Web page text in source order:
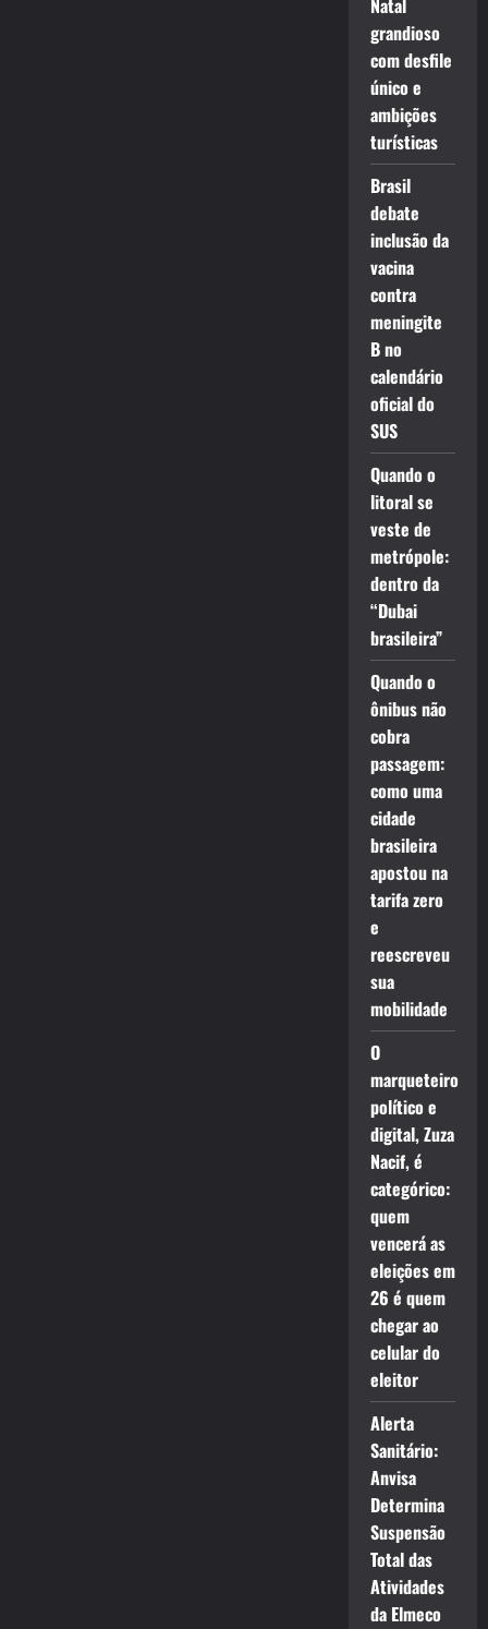
Natal
grandioso
com desfile
único e
ambições
turísticas
Brasil
debate
inclusão da
vacina
contra
meningite
B no
calendário
oficial do
SUS
Quando o
litoral se
veste de
metrópole:
dentro da
“Dubai
brasileira”
Quando o
ônibus não
cobra
passagem:
como uma
cidade
brasileira
apostou na
tarifa zero
e
reescreveu
sua
mobilidade
O
marqueteiro
político e
digital, Zuza
Nacif, é
categórico:
quem
vencerá as
eleições em
26 é quem
chegar ao
celular do
eleitor
Alerta
Sanitário:
Anvisa
Determina
Suspensão
Total das
Atividades
da Elmeco